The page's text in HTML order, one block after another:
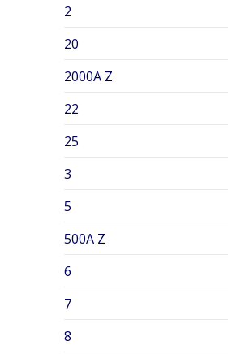
2
20
2000A Z
22
25
3
5
500A Z
6
7
8